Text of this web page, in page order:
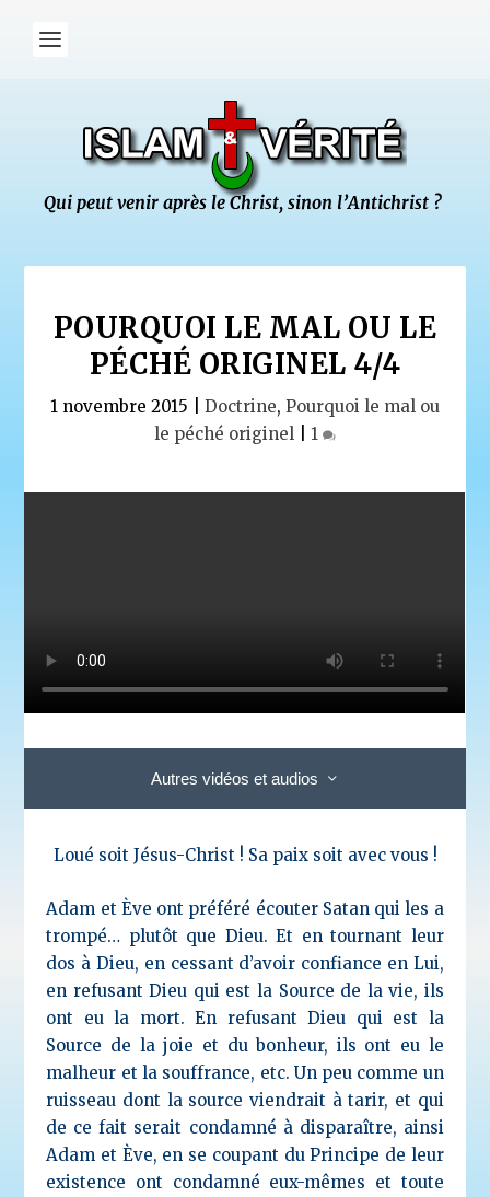
POURQUOI LE MAL OU LE
PÉCHÉ ORIGINEL 4/4
1 novembre 2015 Doctrine, Pourquoi le mal ou
le péché originel
1
Autres vidéos et audios
Loué soit Jésus-Christ ! Sa paix soit avec vous !
Adam et Ève ont préféré écouter Satan qui les a
trompé… plutôt que Dieu. Et en tournant leur
dos à Dieu, en cessant d’avoir confiance en Lui,
en refusant Dieu qui est la Source de la vie, ils
ont eu la mort. En refusant Dieu qui est la
Source de la joie et du bonheur, ils ont eu le
malheur et la souffrance, etc. Un peu comme un
ruisseau dont la source viendrait à tarir, et qui
de ce fait serait condamné à disparaître, ainsi
Adam et Ève, en se coupant du Principe de leur
existence ont condamné eux-mêmes et toute